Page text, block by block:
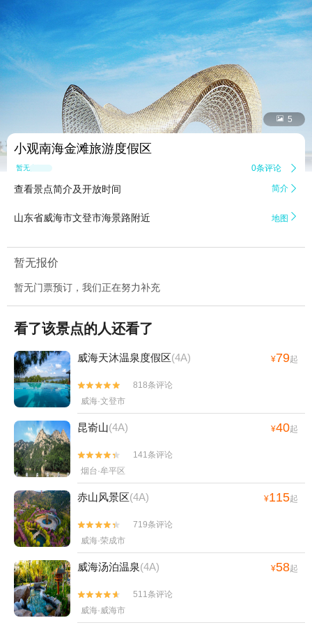
 5
小观南海金滩旅游度假区
暂无点评 0条评论 
查看景点简介及开放时间 简介 
山东省威海市文登市海景路附近 地图 
暂无报价
暂无门票预订，我们正在努力补充
看了该景点的人还看了
威海天沐温泉度假区(4A) ¥79起


818条评论
威海·文登市
昆嵛山(4A) ¥40起


141条评论
烟台·牟平区
赤山风景区(4A) ¥115起


719条评论
威海·荣成市
威海汤泊温泉(4A) ¥58起


511条评论
威海·威海市